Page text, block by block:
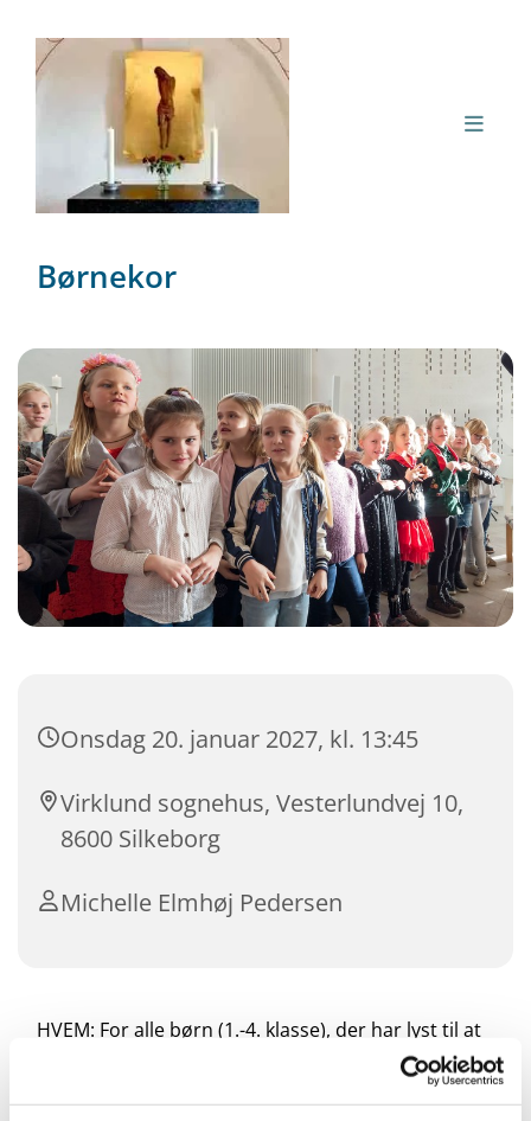
Børnekor
Onsdag 20. januar 2027, kl. 13:45
Virklund sognehus, Vesterlundvej 10,
8600 Silkeborg
Michelle Elmhøj Pedersen
HVEM: For alle børn (1.-4. klasse), der har lyst til at
HVORNÅR: Vi mødes hver onsdag kl 13.45-14.45